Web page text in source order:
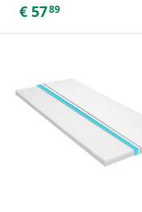
€ 5789